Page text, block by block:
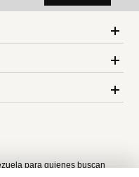
Ref.49.90Ref.25.90